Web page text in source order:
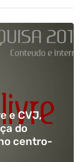
e CVJ,
do
centro-